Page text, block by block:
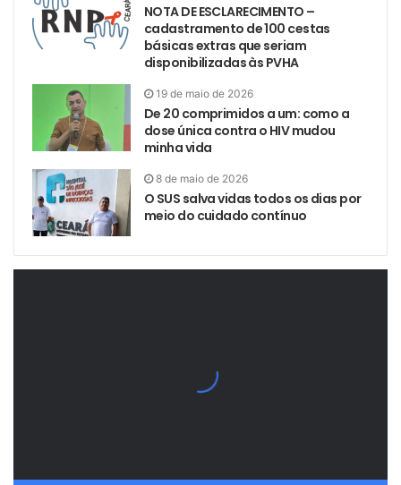
NOTA DE ESCLARECIMENTO –
cadastramento de 100 cestas
básicas extras que seriam
disponibilizadas às PVHA
19 de maio de 2026
De 20 comprimidos a um: como a
dose única contra o HIV mudou
minha vida
8 de maio de 2026
O SUS salva vidas todos os dias por
meio do cuidado contínuo